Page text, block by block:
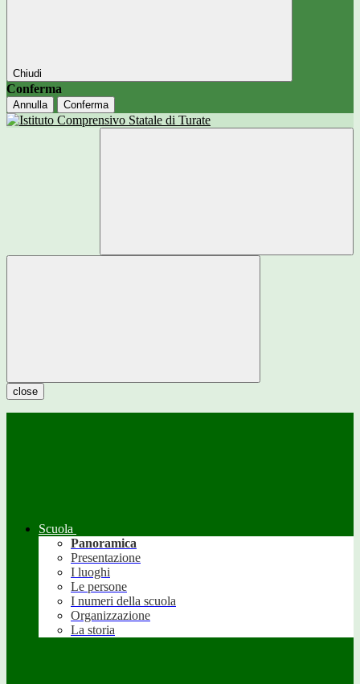
Chiudi
Conferma
Annulla Conferma
close
Scuola
Panoramica
Presentazione
I luoghi
Le persone
I numeri della scuola
Organizzazione
La storia